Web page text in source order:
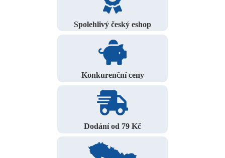
Spolehlivý český eshop
Konkurenční ceny
Dodání od 79 Kč